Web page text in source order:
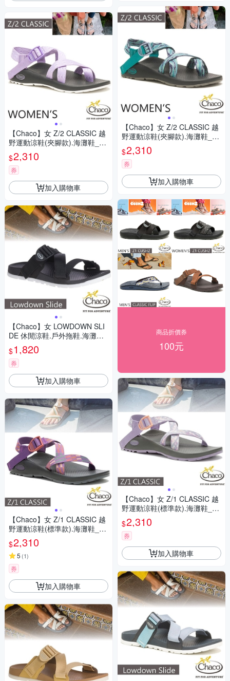
【Chaco】女 Z/2 CLASSIC 越
野運動涼鞋(夾腳款).海灘鞋_C
H-ZCW02-HJ11 魅眼紫玫瑰
$2,310
券
加入購物車
【Chaco】女 LOWDOWN SLI
DE 休閒涼鞋.戶外拖鞋.海灘鞋_
CH-LSW01-H405 黑
$1,820
券
加入購物車
【Chaco】女 Z/1 CLASSIC 越
野運動涼鞋(標準款).海灘鞋_C
H-ZCW01-HK01 粉紫魅力
$2,310
5 (1)
券
加入購物車
【Chaco】女 Z/2 CLASSIC 越
野運動涼鞋(夾腳款).海灘鞋_C
H-ZCW02-HJ10 潮流灰藍
$2,310
券
加入購物車
商品折價券
100元
【Chaco】女 Z/1 CLASSIC 越
野運動涼鞋(標準款).海灘鞋_C
H-ZCW01-HK02 粉橘冰沙
$2,310
券
加入購物車